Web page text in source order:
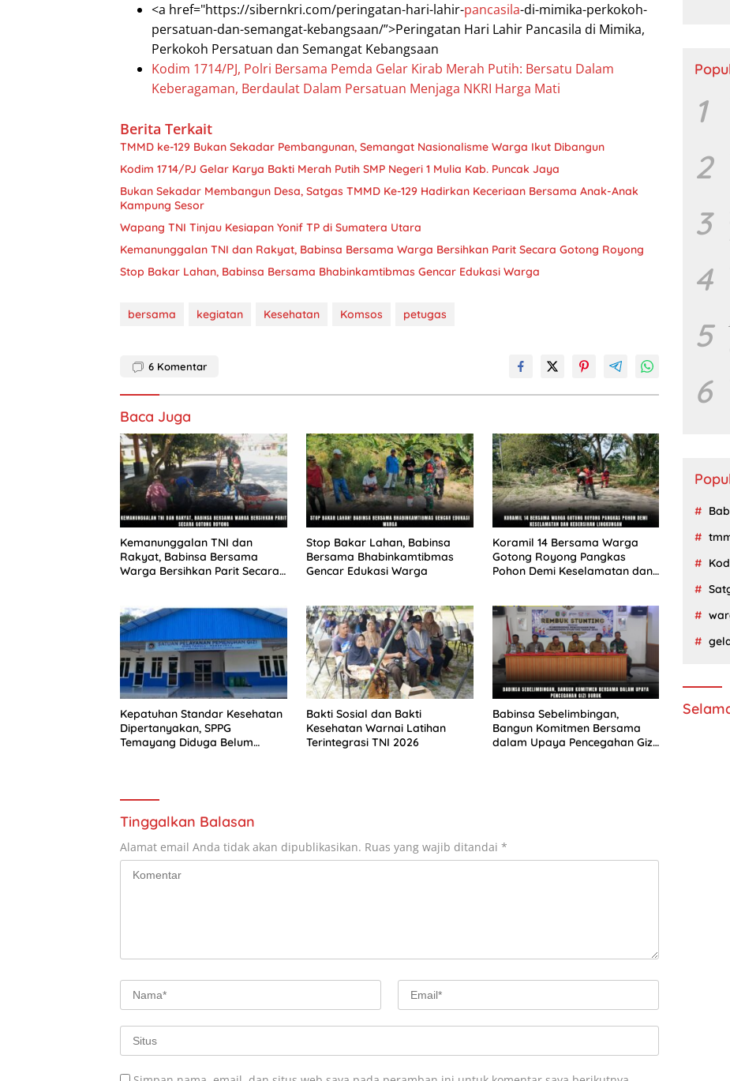
<a href="https://sibernkri.com/peringatan-hari-lahir-pancasila-di-mimika-perkokoh-
persatuan-dan-semangat-kebangsaan/”>Peringatan Hari Lahir Pancasila di Mimika,
Perkokoh Persatuan dan Semangat Kebangsaan
Kodim 1714/PJ, Polri Bersama Pemda Gelar Kirab Merah Putih: Bersatu Dalam
Keberagaman, Berdaulat Dalam Persatuan Menjaga NKRI Harga Mati
Berita Terkait
TMMD ke-129 Bukan Sekadar Pembangunan, Semangat Nasionalisme Warga Ikut Dibangun
Kodim 1714/PJ Gelar Karya Bakti Merah Putih SMP Negeri 1 Mulia Kab. Puncak Jaya
Bukan Sekadar Membangun Desa, Satgas TMMD Ke-129 Hadirkan Keceriaan Bersama Anak-Anak
Kampung Sesor
Wapang TNI Tinjau Kesiapan Yonif TP di Sumatera Utara
Kemanunggalan TNI dan Rakyat, Babinsa Bersama Warga Bersihkan Parit Secara Gotong Royong
Stop Bakar Lahan, Babinsa Bersama Bhabinkamtibmas Gencar Edukasi Warga
bersama kegiatan Kesehatan Komsos petugas
6 Komentar
Baca Juga
Kemanunggalan TNI dan
Rakyat, Babinsa Bersama
Warga Bersihkan Parit Secara
Stop Bakar Lahan, Babinsa
Bersama Bhabinkamtibmas
Gencar Edukasi Warga
Koramil 14 Bersama Warga
Gotong Royong Pangkas
Pohon Demi Keselamatan dan
Kepatuhan Standar Kesehatan
Dipertanyakan, SPPG
Temayang Diduga Belum
Bakti Sosial dan Bakti
Kesehatan Warnai Latihan
Terintegrasi TNI 2026
Babinsa Sebelimbingan,
Bangun Komitmen Bersama
dalam Upaya Pencegahan Gizi
Tinggalkan Balasan
Alamat email Anda tidak akan dipublikasikan. Ruas yang wajib ditandai *
1
2
3
4
5
6